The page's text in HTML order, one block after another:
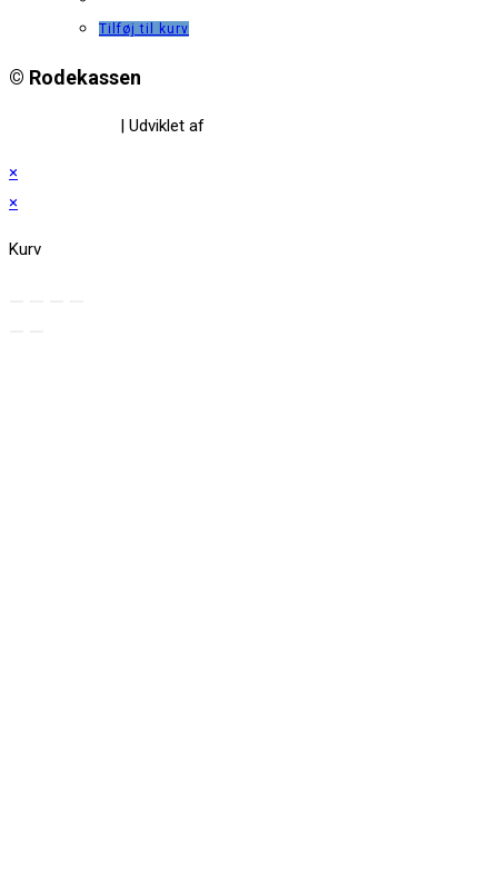
Tilføj til kurv
© Rodekassen
| Udviklet af
×
×
Kurv